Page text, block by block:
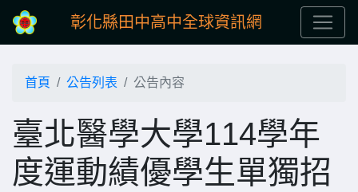
彰化縣田中高中全球資訊網
首頁 公告列表 公告內容
臺北醫學大學114學年
度運動績優學生單獨招